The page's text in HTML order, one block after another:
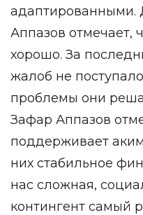
адаптированными.
Аппазов отмечает,
хорошо. За
жалоб не
проблемы они
Зафар Аппазов
поддерживает
них стабильное
нас сложная,
контингент самый